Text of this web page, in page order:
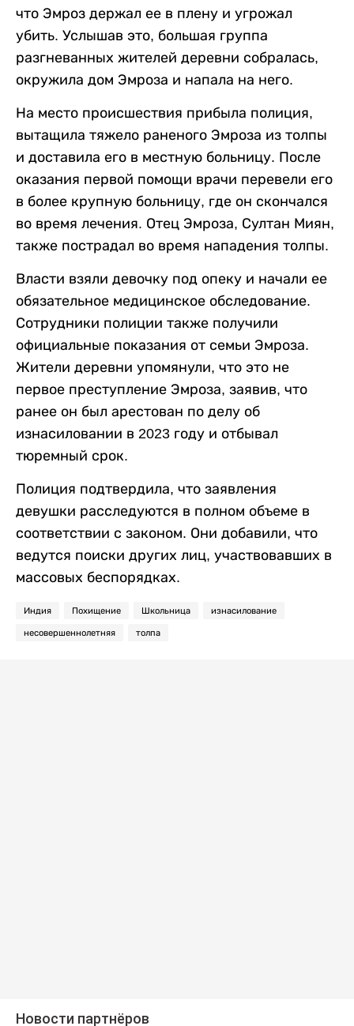
что Эмроз держал ее в плену и угрожал
убить. Услышав это, большая группа
разгневанных жителей деревни собралась,
окружила дом Эмроза и напала на него.
На место происшествия прибыла полиция,
вытащила тяжело раненого Эмроза из толпы
и доставила его в местную больницу. После
оказания первой помощи врачи перевели его
в более крупную больницу, где он скончался
во время лечения. Отец Эмроза, Султан Миян,
также пострадал во время нападения толпы.
Власти взяли девочку под опеку и начали ее
обязательное медицинское обследование.
Сотрудники полиции также получили
официальные показания от семьи Эмроза.
Жители деревни упомянули, что это не
первое преступление Эмроза, заявив, что
ранее он был арестован по делу об
изнасиловании в 2023 году и отбывал
тюремный срок.
Полиция подтвердила, что заявления
девушки расследуются в полном объеме в
соответствии с законом. Они добавили, что
ведутся поиски других лиц, участвовавших в
массовых беспорядках.
Индия Похищение Школьница изнасилование
несовершеннолетняя толпа